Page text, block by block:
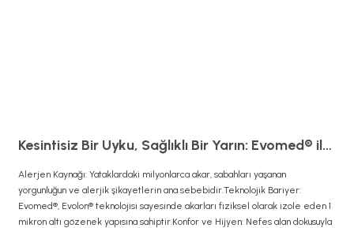
Kesintisiz Bir Uyku, Sağlıklı Bir Yarın: Evomed® ile Tanışın
Alerjen Kaynağı: Yataklardaki milyonlarca akar, sabahları yaşanan
yorgunluğun ve alerjik şikayetlerin ana sebebidir.Teknolojik Bariyer:
Evomed®, Evolon® teknolojisi sayesinde akarları fiziksel olarak izole eden 1
mikron altı gözenek yapısına sahiptir.Konfor ve Hijyen: Nefes alan dokusuyla